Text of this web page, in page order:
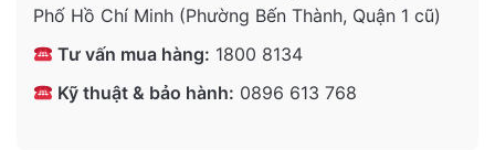
Phố Hồ Chí Minh (Phường Bến Thành, Quận 1 cũ)
Tư vấn mua hàng: 1800 8134
Kỹ thuật & bảo hành: 0896 613 768